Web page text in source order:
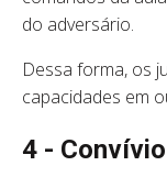
do adversário.
Dessa forma, os
capacidades em
4 -